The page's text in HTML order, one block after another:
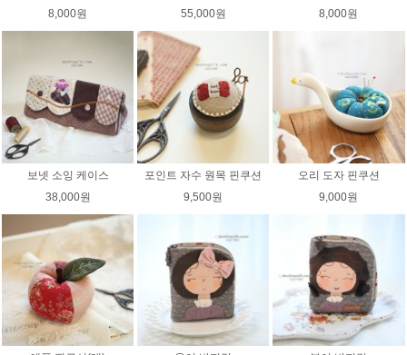
8,000원
55,000원
8,000원
보넷 소잉 케이스
38,000원
포인트 자수 원목 핀쿠션
9,500원
오리 도자 핀쿠션
9,000원